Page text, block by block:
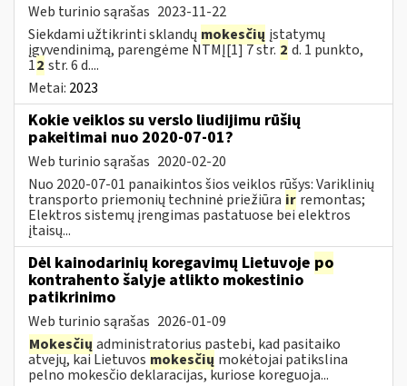
Web turinio sąrašas 2023-11-22
Siekdami užtikrinti sklandų mokesčių įstatymų
įgyvendinimą, parengėme NTMĮ[1] 7 str. 2 d. 1 punkto,
12 str. 6 d....
Metai: 2023
Kokie veiklos su verslo liudijimu rūšių
pakeitimai nuo 2020-07-01?
Web turinio sąrašas 2020-02-20
Nuo 2020-07-01 panaikintos šios veiklos rūšys: Variklinių
transporto priemonių techninė priežiūra ir remontas;
Elektros sistemų įrengimas pastatuose bei elektros
įtaisų...
Dėl kainodarinių koregavimų Lietuvoje po
kontrahento šalyje atlikto mokestinio
patikrinimo
Web turinio sąrašas 2026-01-09
Mokesčių administratorius pastebi, kad pasitaiko
atvejų, kai Lietuvos mokesčių mokėtojai patikslina
pelno mokesčio deklaracijas, kuriose koreguoja...